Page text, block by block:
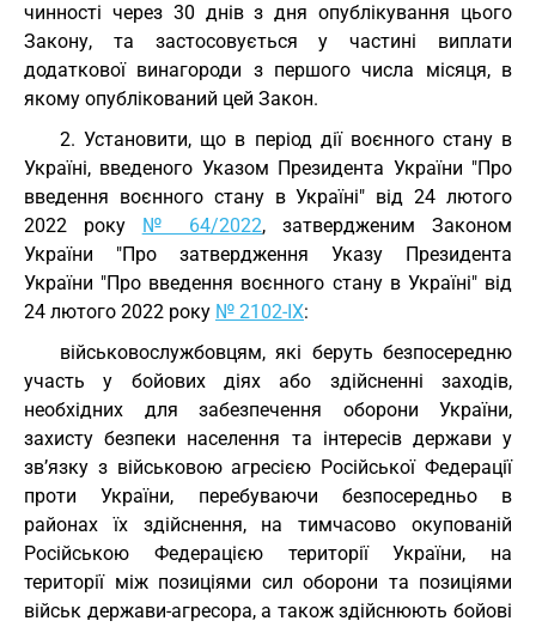
чинності через 30 днів з дня опублікування цього
Закону, та застосовується у частині виплати
додаткової винагороди з першого числа місяця, в
якому опублікований цей Закон.
2. Установити, що в період дії воєнного стану в
Україні, введеного Указом Президента України "Про
введення воєнного стану в Україні" від 24 лютого
2022 року № 64/2022, затвердженим Законом
України "Про затвердження Указу Президента
України "Про введення воєнного стану в Україні" від
24 лютого 2022 року № 2102-IX:
військовослужбовцям, які беруть безпосередню
участь у бойових діях або здійсненні заходів,
необхідних для забезпечення оборони України,
захисту безпеки населення та інтересів держави у
зв’язку з військовою агресією Російської Федерації
проти України, перебуваючи безпосередньо в
районах їх здійснення, на тимчасово окупованій
Російською Федерацією території України, на
території між позиціями сил оборони та позиціями
військ держави-агресора, а також здійснюють бойові